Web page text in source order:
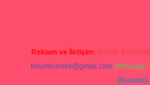
Reklam ve İletişim: E-mail:
forumhizmeti@gmail.com
@karabul